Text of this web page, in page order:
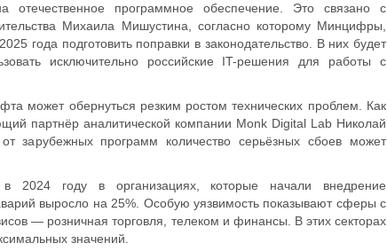
отечественное программное обеспечение. Это связано с
Михаила Мишустина, согласно которому Минцифры,
года подготовить поправки в законодательство. В них будет
исключительно российские IT-решения для работы с
может обернуться резким ростом технических проблем. Как
партнёр аналитической компании Monk Digital Lab Николай
зарубежных программ количество серьёзных сбоев может
2024 году в организациях, которые начали внедрение
выросло на 25%. Особую уязвимость показывают сферы с
— розничная торговля, телеком и финансы. В этих секторах
значений.